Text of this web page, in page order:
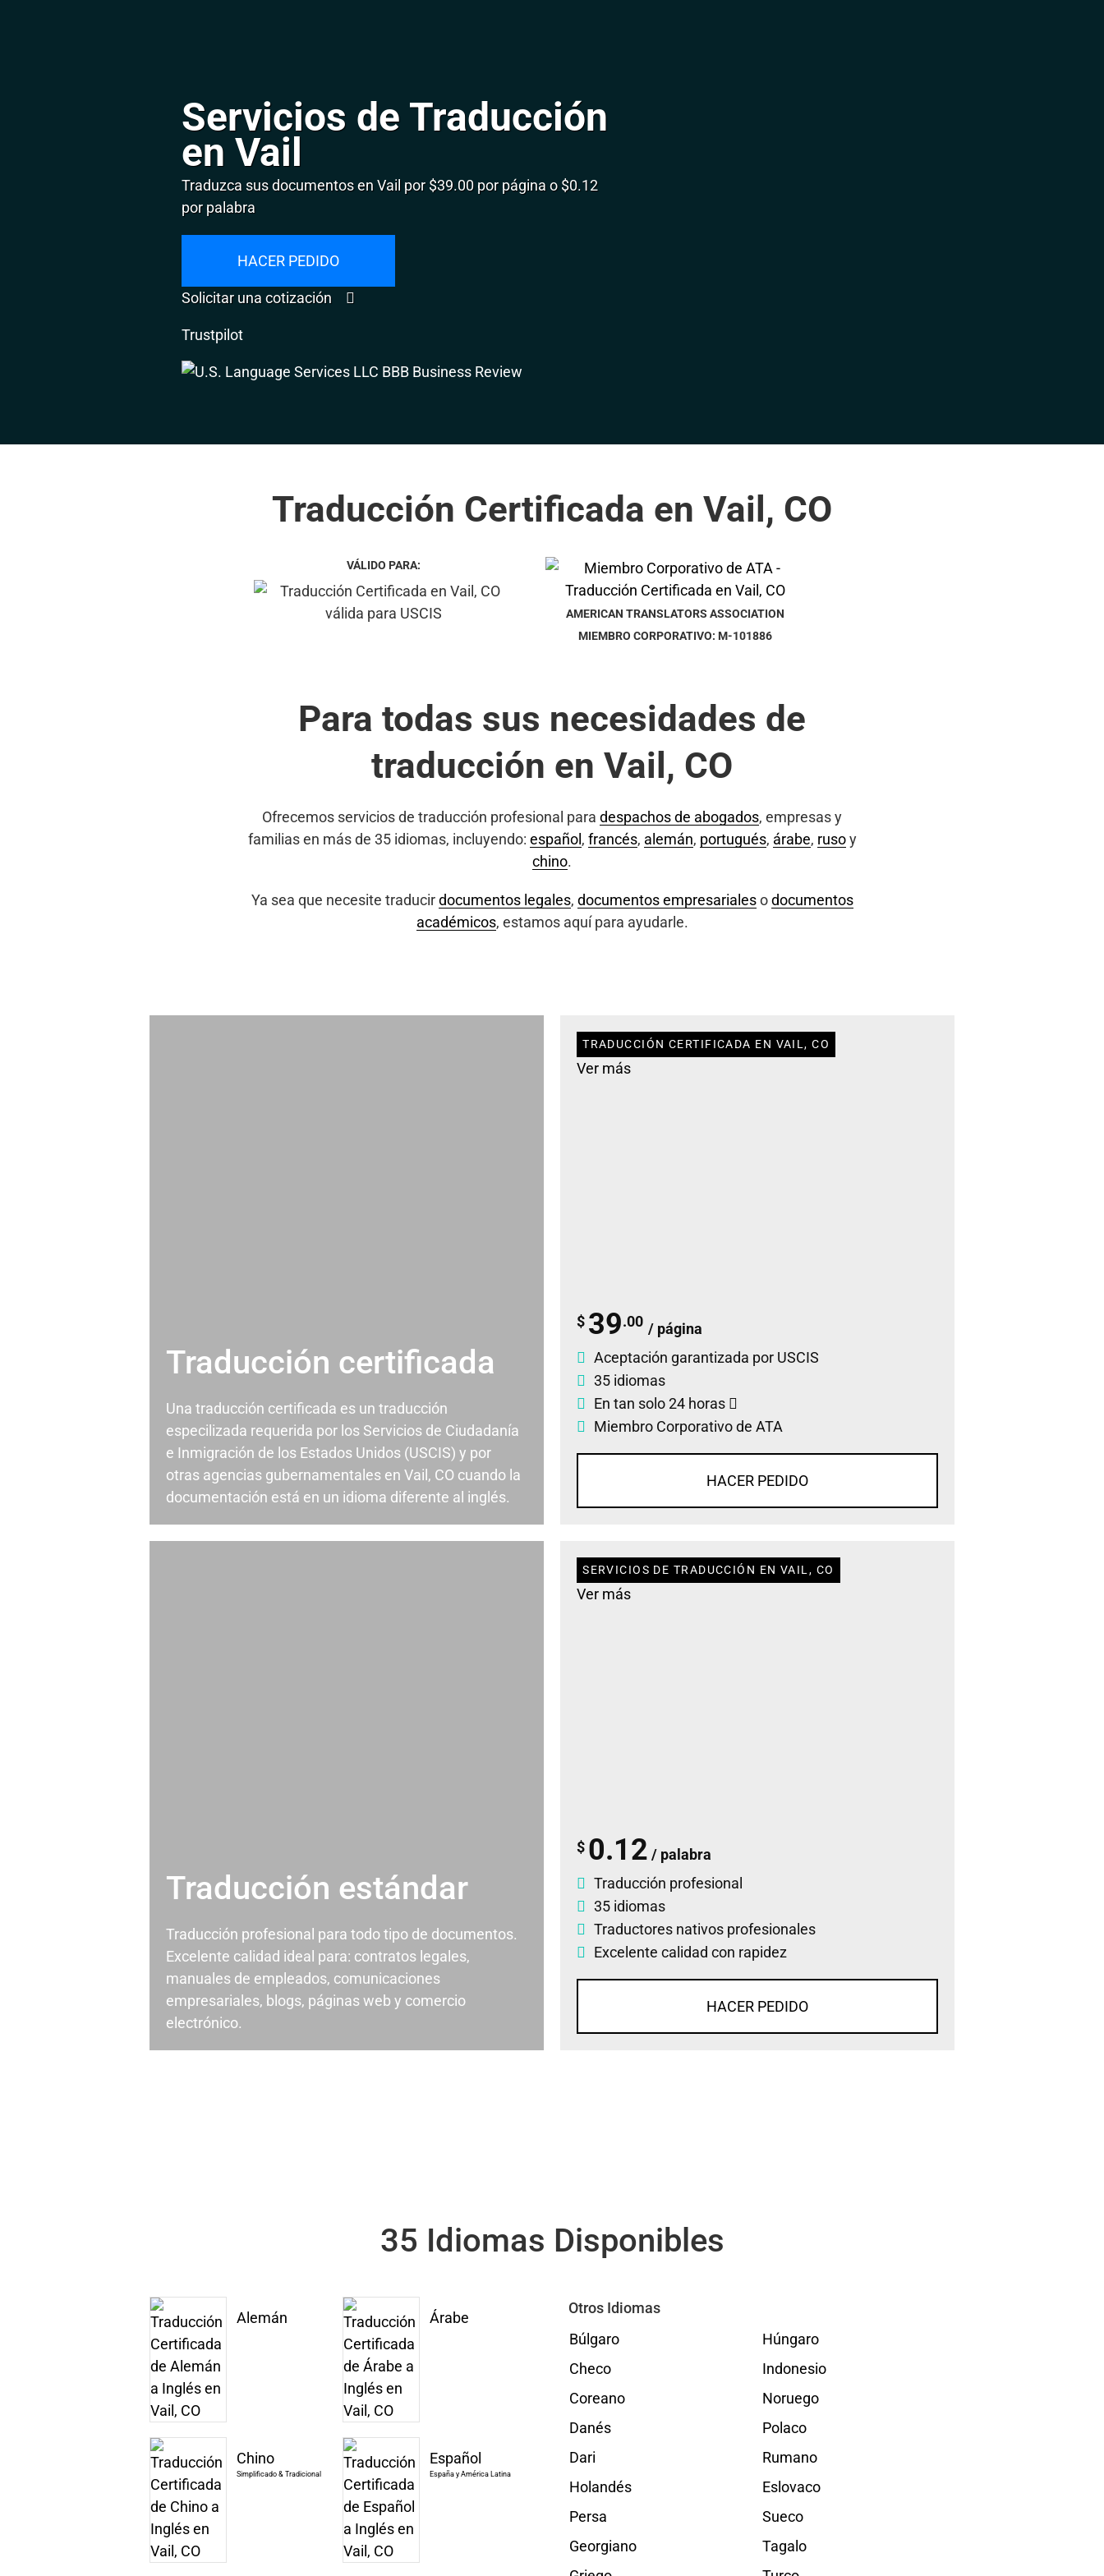
Servicios de Traducción
en Vail
Traduzca sus documentos en Vail por $39.00 por página o $0.12
por palabra
HACER PEDIDO
Solicitar una cotización
Trustpilot
Traducción Certificada en Vail, CO
VÁLIDO PARA:
AMERICAN TRANSLATORS ASSOCIATION
MIEMBRO CORPORATIVO: M-101886
Para todas sus necesidades de
traducción en Vail, CO
Ofrecemos servicios de traducción profesional para despachos de abogados, empresas y
familias en más de 35 idiomas, incluyendo: español , francés, alemán, portugués, árabe, rusoy
chino.
Ya sea que necesite traducirdocumentos legales, documentos empresarialesodocumentos
académicos, estamos aquí para ayudarle.
Traducción certificada
Una traducción certificada es un traducción
especilizada requerida por los Servicios de Ciudadanía
e Inmigración de los Estados Unidos (USCIS) y por
otras agencias gubernamentales en Vail, CO cuando la
documentación está en un idioma diferente al inglés.
TRADUCCIÓN CERTIFICADA EN VAIL, CO
Ver más
$ 39.00 / página
Aceptación garantizada por USCIS
35 idiomas
En tan solo 24 horas
Miembro Corporativo de ATA
HACER PEDIDO
Traducción estándar
Traducción profesional para todo tipo de documentos.
Excelente calidad ideal para: contratos legales,
manuales de empleados, comunicaciones
empresariales, blogs, páginas web y comercio
electrónico.
SERVICIOS DE TRADUCCIÓN EN VAIL, CO
Ver más
$ 0.12 / palabra
Traducción profesional
35 idiomas
Traductores nativos profesionales
Excelente calidad con rapidez
HACER PEDIDO
35 Idiomas Disponibles
Alemán Árabe
Chino
Simplificado & Tradicional
Español
España y América Latina
Otros Idiomas
Búlgaro
Checo
Coreano
Danés
Dari
Holandés
Persa
Georgiano
Húngaro
Indonesio
Noruego
Polaco
Rumano
Eslovaco
Sueco
Tagalo